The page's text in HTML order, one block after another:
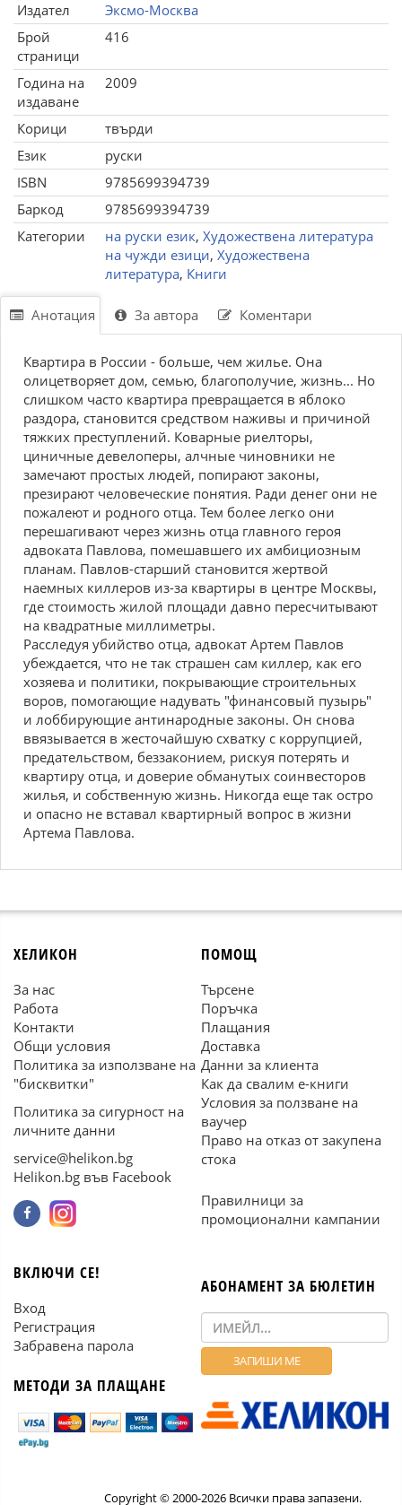
Издател
Эксмо-Москва
Брой
страници
416
Година на
издаване
2009
Корици
твърди
Език
руски
ISBN
9785699394739
Баркод
9785699394739
Категории
на руски език, Художествена литература
на чужди езици, Художествена
литература, Книги
Анотация За автора Коментари
Квартира в России - больше, чем жилье. Она
олицетворяет дом, семью, благополучие, жизнь... Но
слишком часто квартира превращается в яблоко
раздора, становится средством наживы и причиной
тяжких преступлений. Коварные риелторы,
циничные девелоперы, алчные чиновники не
замечают простых людей, попирают законы,
презирают человеческие понятия. Ради денег они не
пожалеют и родного отца. Тем более легко они
перешагивают через жизнь отца главного героя
адвоката Павлова, помешавшего их амбициозным
планам. Павлов-старший становится жертвой
наемных киллеров из-за квартиры в центре Москвы,
где стоимость жилой площади давно пересчитывают
на квадратные миллиметры.
Расследуя убийство отца, адвокат Артем Павлов
убеждается, что не так страшен сам киллер, как его
хозяева и политики, покрывающие строительных
воров, помогающие надувать "финансовый пузырь"
и лоббирующие антинародные законы. Он снова
ввязывается в жесточайшую схватку с коррупцией,
предательством, беззаконием, рискуя потерять и
квартиру отца, и доверие обманутых соинвесторов
жилья, и собственную жизнь. Никогда еще так остро
и опасно не вставал квартирный вопрос в жизни
Артема Павлова.
ХЕЛИКОН
За нас
Работа
Контакти
Общи условия
Политика за използване на
"бисквитки"
Политика за сигурност на
личните данни
service@helikon.bg
Helikon.bg във Facebook
ПОМОЩ
Търсене
Поръчка
Плащания
Доставка
Данни за клиента
Как да свалим е-книги
Условия за ползване на
ваучер
Право на отказ от закупена
стока
Правилници за
промоционални кампании
ВКЛЮЧИ СЕ!
Вход
Регистрация
Забравена парола
МЕТОДИ ЗА ПЛАЩАНЕ
АБОНАМЕНТ ЗА БЮЛЕТИН
Copyright © 2000-2026 Всички права запазени.